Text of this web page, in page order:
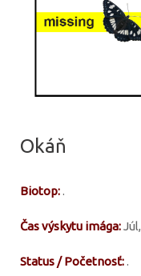
Okáň
Biotop:.
Čas výskytu imága:
Status / Početnosť:.